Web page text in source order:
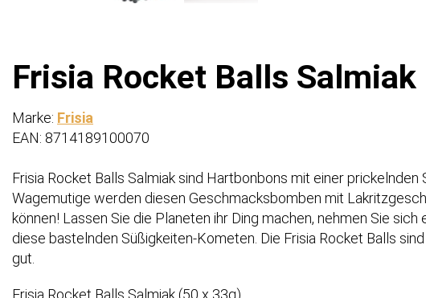
Frisia Rocket Balls
Marke: Frisia
EAN: 8714189100070
Frisia Rocket Balls Salmiak sind Hartbonbons mit einer prickelnden
Wagemutige werden diesen Geschmacksbomben mit
können! Lassen Sie die Planeten ihr Ding machen, nehmen Sie
diese bastelnden Süßigkeiten-Kometen. Die Frisia Rocket Balls
gut.